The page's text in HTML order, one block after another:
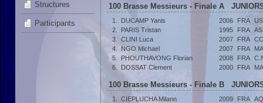
Structures
Participants
100 Brasse Messieurs - Finale A
1. DUCAMP Yanis 2006 FRA
2.
PARIS Tristan 1995 FRA
3.
CLINI Luca 2007 FRA
4.
NGO Michael 2007 FRA
5.
PHOUTHAVONG Florian 2008 FRA
6.
DOSSAT Clement 2000 FRA
100 Brasse Messieurs - Finale B
1. CIEPLUCHA Milann 2009 FRA